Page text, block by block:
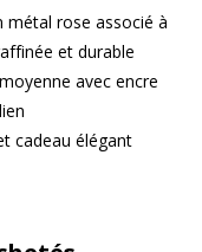
métal rose associé à
et durable
avec encre
cadeau élégant